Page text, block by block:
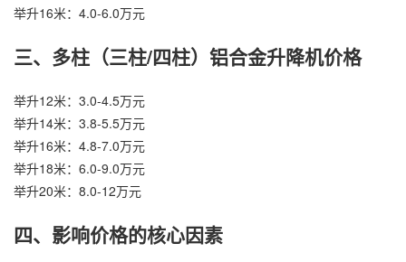
举升16米：4.0-6.0万元
三、多柱（三柱/四柱）铝合金升降机价格
举升12米：3.0-4.5万元
举升14米：3.8-5.5万元
举升16米：4.8-7.0万元
举升18米：6.0-9.0万元
举升20米：8.0-12万元
四、影响价格的核心因素